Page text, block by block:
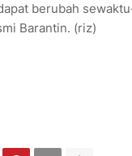
berubah
Barantin. (riz)